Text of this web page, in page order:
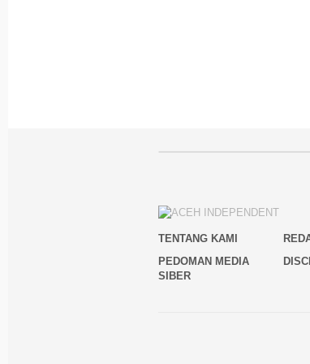
TENTANG KAMI
PEDOMAN MEDIA
SIBER